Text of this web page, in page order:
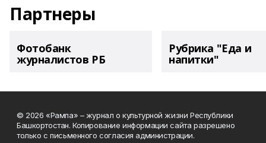
Партнеры
Фотобанк
журналистов РБ
Рубрика "Еда и
напитки"
© 2026 «Рампа» – журнал о культурной жизни Республики
Башкортостан. Копирование информации сайта разрешено
только с письменного согласия администрации.